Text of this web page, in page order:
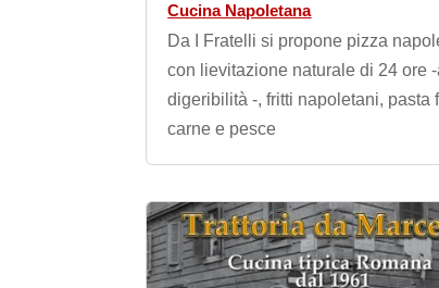
Cucina Napoletana
Da I Fratelli si propone pizza
con lievitazione naturale di 24 ore
digeribilità -, fritti napoletani, pasta
carne e pesce